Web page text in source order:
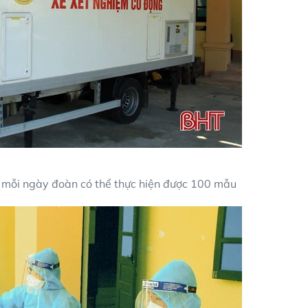
ngày đoàn có thể thực hiện được 100 mẫu